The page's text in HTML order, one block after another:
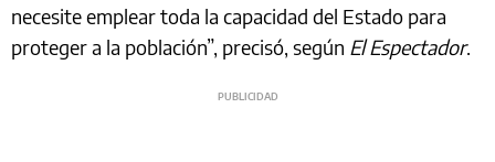
necesite emplear toda la capacidad del Estado para
proteger a la población”, precisó, según El Espectador.